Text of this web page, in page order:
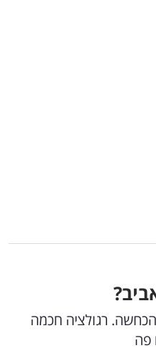
רגולציה חכמה
פה